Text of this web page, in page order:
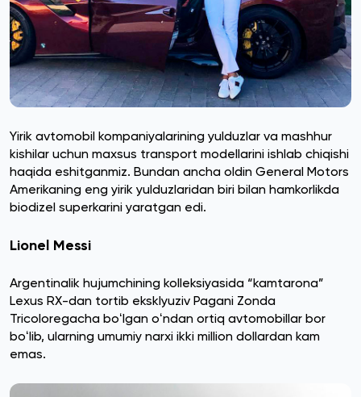
Yirik avtomobil kompaniyalarining yulduzlar va mashhur
kishilar uchun maxsus transport modellarini ishlab chiqishi
haqida eshitganmiz. Bundan ancha oldin General Motors
Amerikaning eng yirik yulduzlaridan biri bilan hamkorlikda
biodizel superkarini yaratgan edi.
Lionel Messi
Argentinalik hujumchining kolleksiyasida “kamtarona”
Lexus RX-dan tortib eksklyuziv Pagani Zonda
Tricoloregacha boʻlgan oʻndan ortiq avtomobillar bor
boʻlib, ularning umumiy narxi ikki million dollardan kam
emas.